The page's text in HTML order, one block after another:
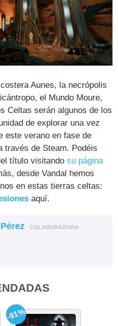
Aunes, la necrópolis
el Mundo Moure,
Celtas serán algunos de los
de explorar una vez
este verano en fase de
través de Steam. Podéis
título visitandosu página
desde Vandal hemos
en estas tierras celtas:
aquí.
COLABORADORA
-91%